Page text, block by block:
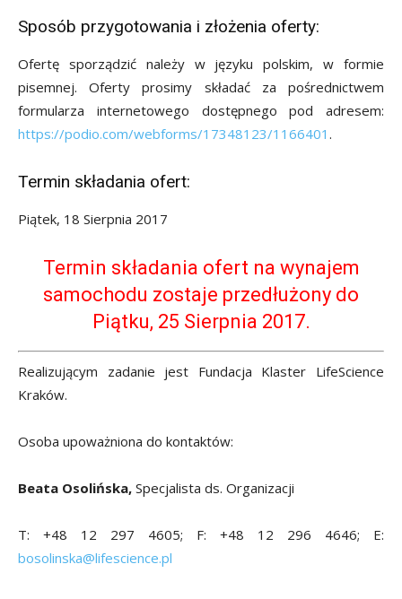
Sposób przygotowania i złożenia oferty:
Ofertę sporządzić należy w języku polskim, w formie
pisemnej. Oferty prosimy składać za pośrednictwem
formularza internetowego dostępnego pod adresem:
https://podio.com/webforms/17348123/1166401 .
Termin składania ofert:
Piątek, 18 Sierpnia 2017
Termin składania ofert na wynajem
samochodu zostaje przedłużony do
Piątku, 25 Sierpnia 2017.
Realizującym zadanie jest Fundacja Klaster LifeScience
Kraków.
Osoba upoważniona do kontaktów:
Beata Osolińska, Specjalista ds. Organizacji
T: +48 12 297 4605; F: +48 12 296 4646; E:
bosolinska@lifescience.pl